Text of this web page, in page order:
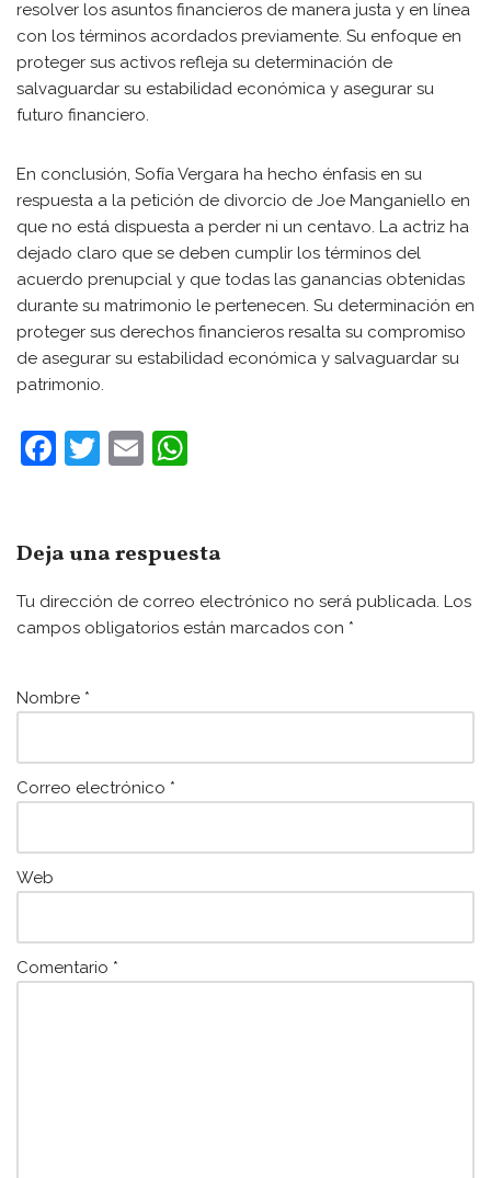
resolver los asuntos financieros de manera justa y en línea
con los términos acordados previamente. Su enfoque en
proteger sus activos refleja su determinación de
salvaguardar su estabilidad económica y asegurar su
futuro financiero.
En conclusión, Sofía Vergara ha hecho énfasis en su
respuesta a la petición de divorcio de Joe Manganiello en
que no está dispuesta a perder ni un centavo. La actriz ha
dejado claro que se deben cumplir los términos del
acuerdo prenupcial y que todas las ganancias obtenidas
durante su matrimonio le pertenecen. Su determinación en
proteger sus derechos financieros resalta su compromiso
de asegurar su estabilidad económica y salvaguardar su
patrimonio.
F
e
b
o
k
T
er
E
l
s
A
p
Deja una respuesta
Tu dirección de correo electrónico no será publicada. Los
campos obligatorios están marcados con *
Nombre *
Correo electrónico *
Web
Comentario *